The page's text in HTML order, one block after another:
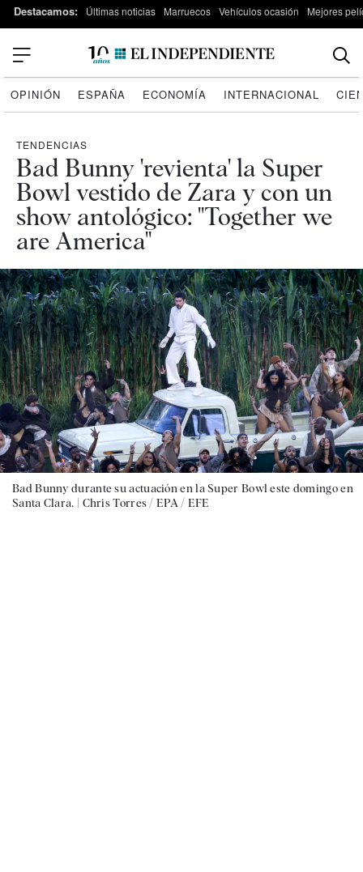
Destacamos: Últimas noticias Marruecos Vehículos ocasión Mejores
OPINIÓN ESPAÑA ECONOMÍA INTERNACIONAL
TENDENCIAS
Bad Bunny 'revienta' la Super
Bowl vestido de Zara y con un
show antológico: "Together we
are America"
Bad Bunny durante su actuación en la Super Bowl este domingo en
Santa Clara. | Chris Torres / EPA / EFE